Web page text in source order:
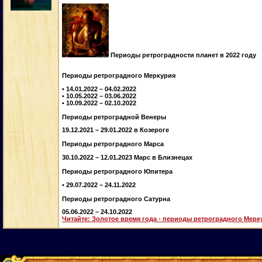
Периоды ретроградности планет в 2022 году
Периоды ретроградного Меркурия
• 14.01.2022 – 04.02.2022
• 10.05.2022 – 03.06.2022
• 10.09.2022 – 02.10.2022
Периоды ретроградной Венеры
19.12.2021 – 29.01.2022 в Козероге
Периоды ретроградного Марса
30.10.2022 – 12.01.2023 Марс в Близнецах
Периоды ретроградного Юпитера
• 29.07.2022 – 24.11.2022
Периоды ретроградного Сатурна
05.06.2022 – 24.10.2022
Читайте: Золотое время года - периоды ретроградного